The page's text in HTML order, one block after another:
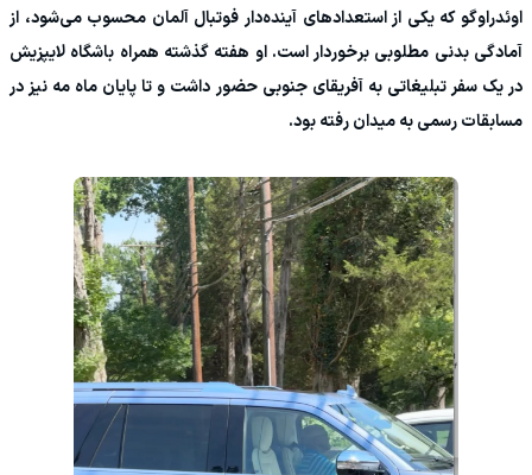
اوئدراوگو که یکی از استعدادهای آینده‌دار فوتبال آلمان محسوب می‌شود، از
آمادگی بدنی مطلوبی برخوردار است. او هفته گذشته همراه باشگاه لایپزیش
در یک سفر تبلیغاتی به آفریقای جنوبی حضور داشت و تا پایان ماه مه نیز در
مسابقات رسمی به میدان رفته بود.